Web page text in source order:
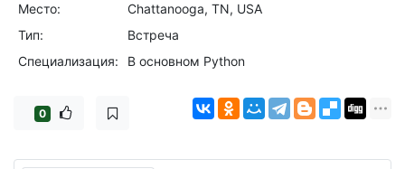
Место:
Chattanooga, TN, USA
Тип:
Встреча
Специализация:
В основном Python
0